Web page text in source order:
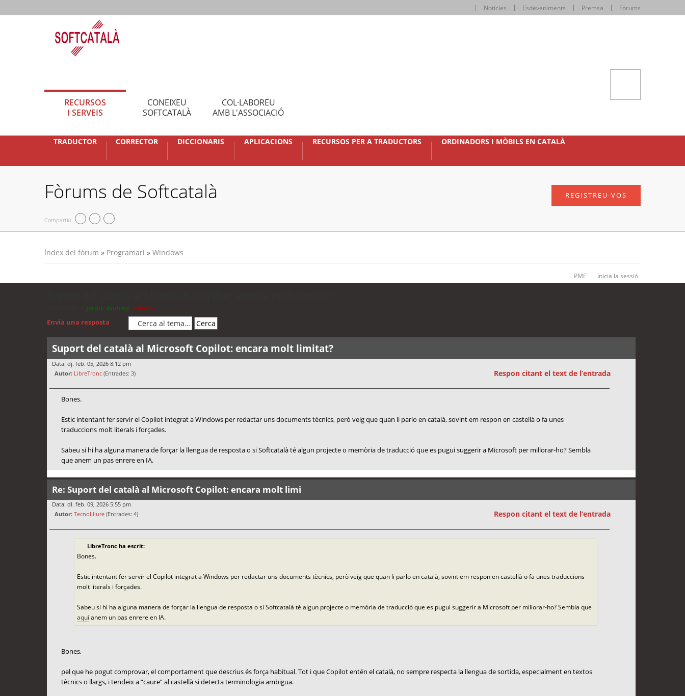
Notícies Esdeveniments Premsa Fòrums
RECURSOS
I SERVEIS
CONEIXEU
SOFTCATALÀ
COL·LABOREU
AMB L'ASSOCIACIÓ
TRADUCTOR CORRECTOR DICCIONARIS APLICACIONS RECURSOS PER A TRADUCTORS ORDINADORS I MÒBILS EN CATALÀ
Fòrums de Softcatalà
Compartiu
REGISTREU-VOS
Índex del fòrum » Programari » Windows
PMF Inicia la sessió
jordis Andreu cubells
Envia una resposta
Suport del català al Microsoft Copilot: encara molt limitat?
Data: dj. feb. 05, 2026 8:12 pm
Autor: LibreTronc (Entrades: 3) Respon citant el text de l’entrada
Bones.
Estic intentant fer servir el Copilot integrat a Windows per redactar uns documents tècnics, però veig que quan li parlo en català, sovint em respon en castellà o fa unes
traduccions molt literals i forçades.
Sabeu si hi ha alguna manera de forçar la llengua de resposta o si Softcatalà té algun projecte o memòria de traducció que es pugui suggerir a Microsoft per millorar-ho? Sembla
que anem un pas enrere en IA.
Re: Suport del català al Microsoft Copilot: encara molt limi
Data: dl. feb. 09, 2026 5:55 pm
Autor: TecnoLliure (Entrades: 4) Respon citant el text de l’entrada
LibreTronc ha escrit:
Bones.
Estic intentant fer servir el Copilot integrat a Windows per redactar uns documents tècnics, però veig que quan li parlo en català, sovint em respon en castellà o fa unes traduccions
molt literals i forçades.
Sabeu si hi ha alguna manera de forçar la llengua de resposta o si Softcatalà té algun projecte o memòria de traducció que es pugui suggerir a Microsoft per millorar-ho? Sembla que
aquíanem un pas enrere en IA.
Bones,
pel que he pogut comprovar, el comportament que descrius és força habitual. Tot i que Copilot entén el català, no sempre respecta la llengua de sortida, especialment en textos
tècnics o llargs, i tendeix a “caure” al castellà si detecta terminologia ambigua.